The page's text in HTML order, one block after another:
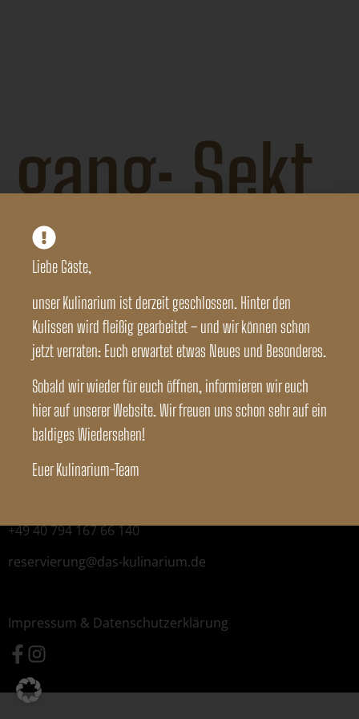
gang:Sekt
Brut Rose Bründlmayer
Das Kulinarium
Versmannstrasse 12/14
+49 40 794 167 66 140
reservierung@das-kulinarium.de
Impressum & Datenschutzerklärung
Liebe Gäste,
unser Kulinarium ist derzeit geschlossen. Hinter den
Kulissen wird fleißig gearbeitet – und wir können schon
jetzt verraten: Euch erwartet etwas Neues und Besonderes.
Sobald wir wieder für euch öffnen, informieren wir euch
hier auf unserer Website. Wir freuen uns schon sehr auf ein
baldiges Wiedersehen!
Euer Kulinarium-Team